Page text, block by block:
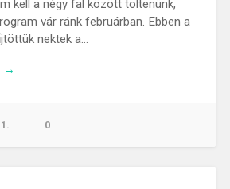
kell a négy fal között töltenünk,
vár ránk februárban. Ebben a
nektek a…
→
0